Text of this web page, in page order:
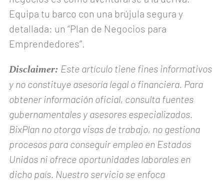
Equipa tu barco con una brújula segura y
detallada: un “Plan de Negocios para
Emprendedores”.
Disclaimer: Este artículo tiene fines informativos
y no constituye asesoría legal o financiera. Para
obtener información oficial, consulta fuentes
gubernamentales y asesores especializados.
BixPlan no otorga visas de trabajo, no gestiona
procesos para conseguir empleo en Estados
Unidos ni ofrece oportunidades laborales en
dicho país. Nuestro servicio se enfoca